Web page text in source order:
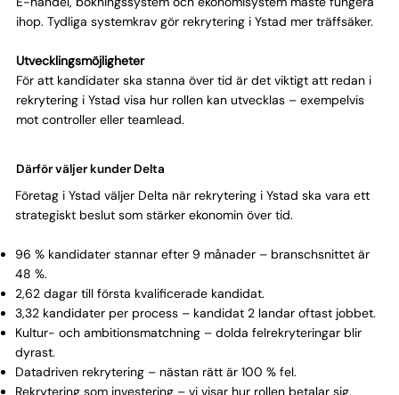
ihop. Tydliga systemkrav gör rekrytering i Ystad mer träffsäker.
Utvecklingsmöjligheter
För att kandidater ska stanna över tid är det viktigt att redan i
rekrytering i Ystad visa hur rollen kan utvecklas – exempelvis
mot controller eller teamlead.
Därför väljer kunder Delta
Företag i Ystad väljer Delta när rekrytering i Ystad ska vara ett
strategiskt beslut som stärker ekonomin över tid.
96 % kandidater stannar efter 9 månader – branschsnittet är
48 %.
2,62 dagar till första kvalificerade kandidat.
3,32 kandidater per process – kandidat 2 landar oftast jobbet.
Kultur- och ambitionsmatchning – dolda felrekryteringar blir
dyrast.
Datadriven rekrytering – nästan rätt är 100 % fel.
Rekrytering som investering – vi visar hur rollen betalar sig.